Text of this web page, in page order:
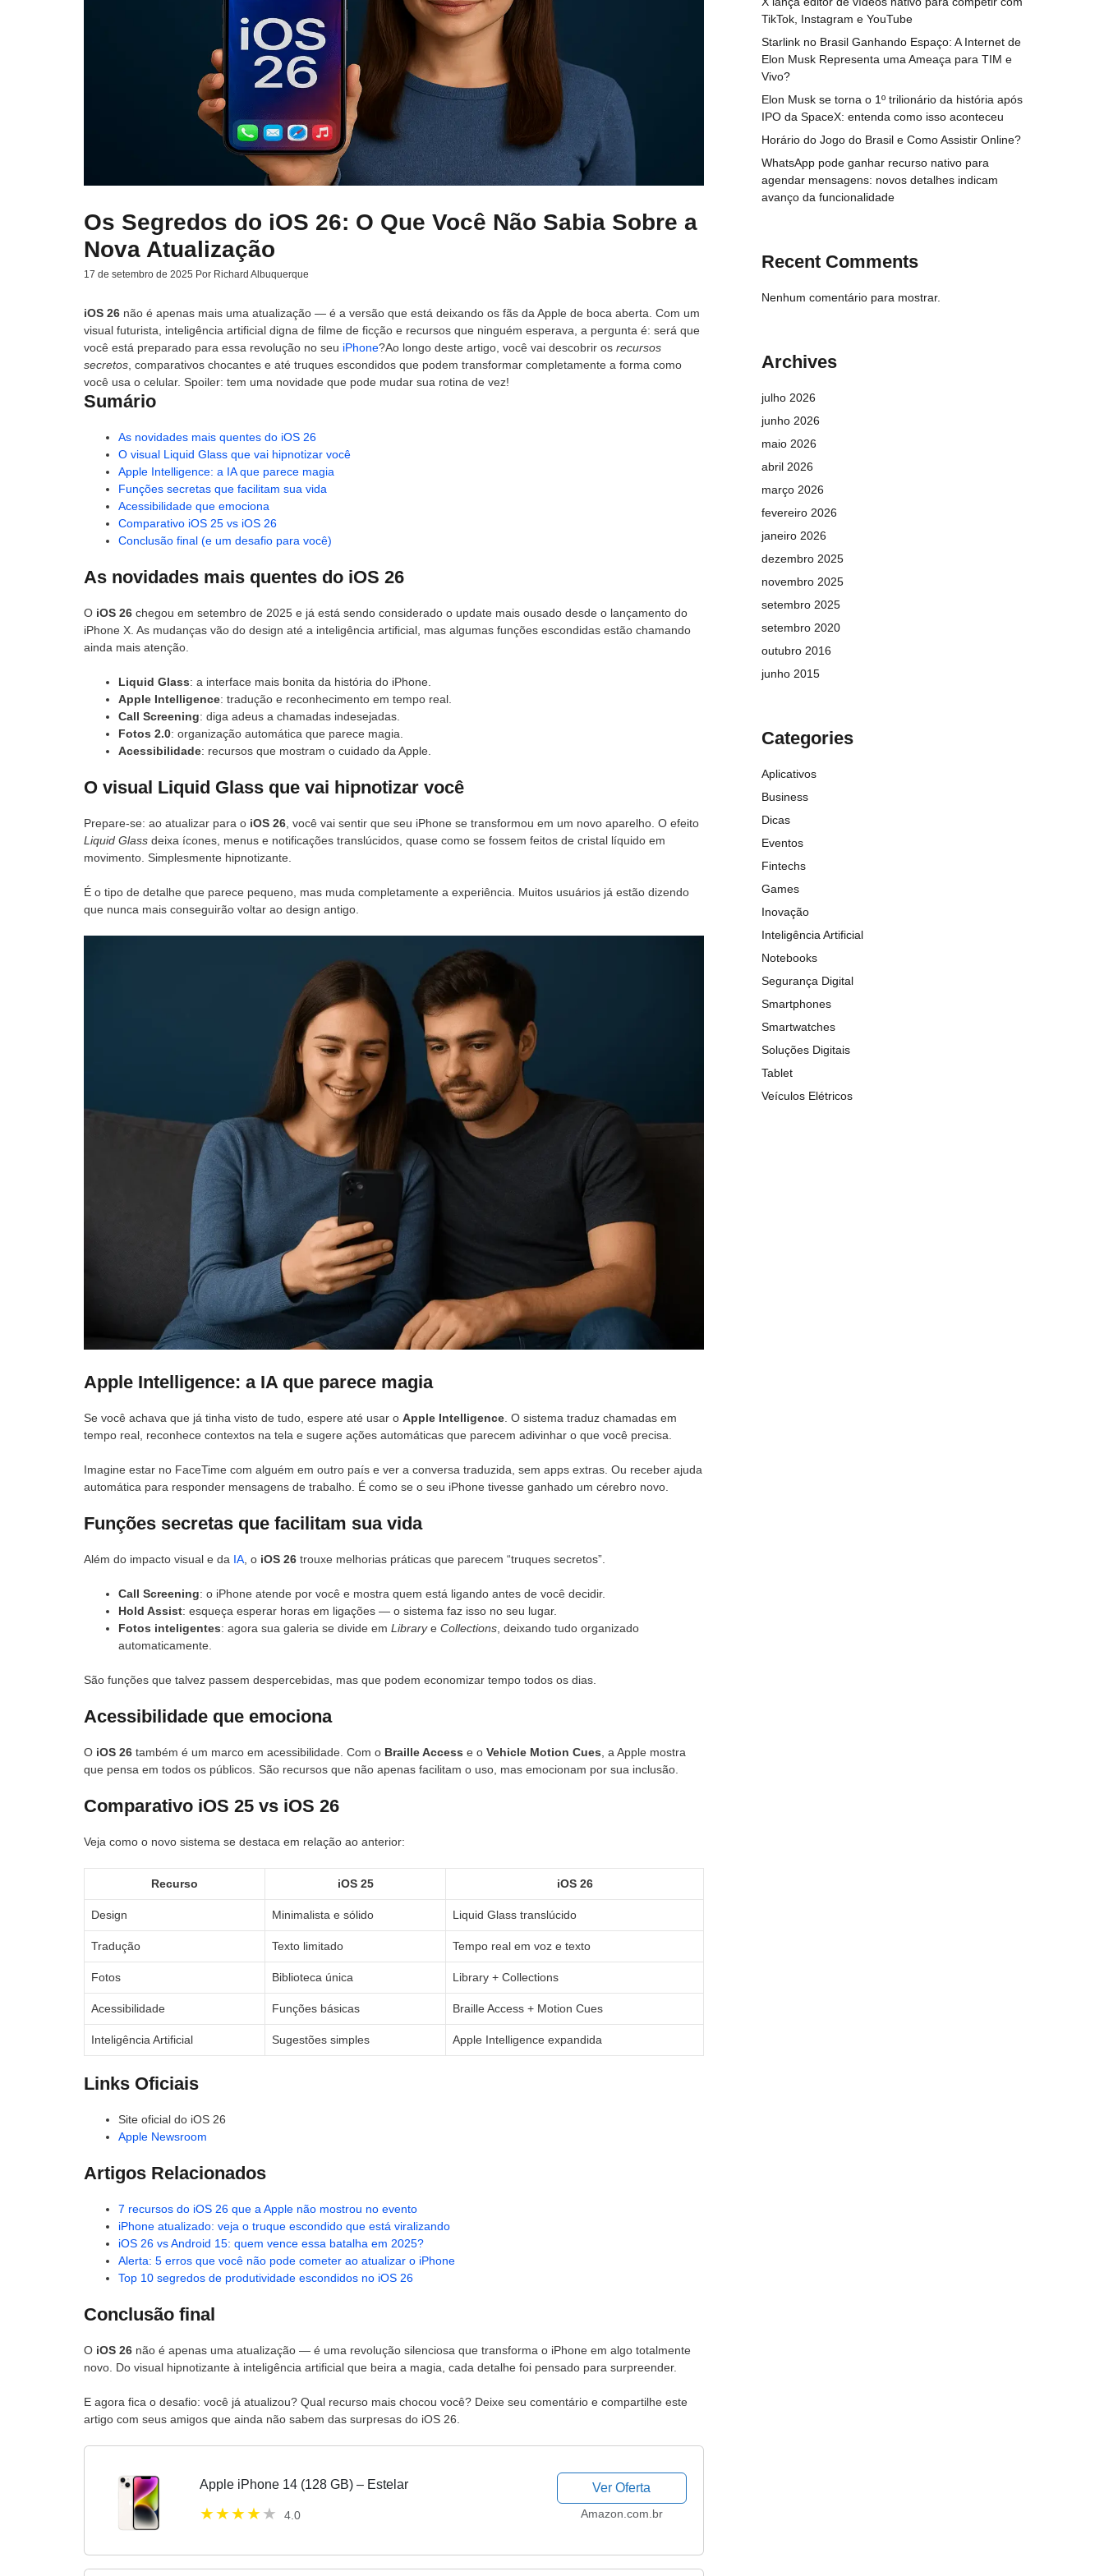
Os Segredos do iOS 26: O Que Você Não Sabia Sobre a
Nova Atualização
17 de setembro de 2025 Por Richard Albuquerque
iOS 26 não é apenas mais uma atualização — é a versão que está deixando os fãs da Apple de boca aberta. Com um
visual futurista, inteligência artificial digna de filme de ficção e recursos que ninguém esperava, a pergunta é: será que
você está preparado para essa revolução no seu iPhone?Ao longo deste artigo, você vai descobrir os recursos
secretos , comparativos chocantes e até truques escondidos que podem transformar completamente a forma como
você usa o celular. Spoiler: tem uma novidade que pode mudar sua rotina de vez!
Sumário
As novidades mais quentes do iOS 26
O visual Liquid Glass que vai hipnotizar você
Apple Intelligence: a IA que parece magia
Funções secretas que facilitam sua vida
Acessibilidade que emociona
Comparativo iOS 25 vs iOS 26
Conclusão final (e um desafio para você)
As novidades mais quentes do iOS 26
O iOS 26 chegou em setembro de 2025 e já está sendo considerado o update mais ousado desde o lançamento do
iPhone X. As mudanças vão do design até a inteligência artificial, mas algumas funções escondidas estão chamando
ainda mais atenção.
Liquid Glass: a interface mais bonita da história do iPhone.
Apple Intelligence: tradução e reconhecimento em tempo real.
Call Screening: diga adeus a chamadas indesejadas.
Fotos 2.0: organização automática que parece magia.
Acessibilidade: recursos que mostram o cuidado da Apple.
O visual Liquid Glass que vai hipnotizar você
Prepare-se: ao atualizar para o iOS 26 , você vai sentir que seu iPhone se transformou em um novo aparelho. O efeito
Liquid Glass deixa ícones, menus e notificações translúcidos, quase como se fossem feitos de cristal líquido em
movimento. Simplesmente hipnotizante.
É o tipo de detalhe que parece pequeno, mas muda completamente a experiência. Muitos usuários já estão dizendo
que nunca mais conseguirão voltar ao design antigo.
Apple Intelligence: a IA que parece magia
Se você achava que já tinha visto de tudo, espere até usar o Apple Intelligence . O sistema traduz chamadas em
tempo real, reconhece contextos na tela e sugere ações automáticas que parecem adivinhar o que você precisa.
Imagine estar no FaceTime com alguém em outro país e ver a conversa traduzida, sem apps extras. Ou receber ajuda
automática para responder mensagens de trabalho. É como se o seu iPhone tivesse ganhado um cérebro novo.
Funções secretas que facilitam sua vida
Além do impacto visual e da IA , o iOS 26 trouxe melhorias práticas que parecem “truques secretos”.
Call Screening: o iPhone atende por você e mostra quem está ligando antes de você decidir.
Hold Assist: esqueça esperar horas em ligações — o sistema faz isso no seu lugar.
Fotos inteligentes: agora sua galeria se divide em Librarye Collections , deixando tudo organizado
automaticamente.
São funções que talvez passem despercebidas, mas que podem economizar tempo todos os dias.
Acessibilidade que emociona
O iOS 26 também é um marco em acessibilidade. Com o Braille Access e o Vehicle Motion Cues , a Apple mostra
que pensa em todos os públicos. São recursos que não apenas facilitam o uso, mas emocionam por sua inclusão.
Comparativo iOS 25 vs iOS 26
Veja como o novo sistema se destaca em relação ao anterior:
Recurso iOS 25 iOS 26
Design Minimalista e sólido Liquid Glass translúcido
Tradução Texto limitado Tempo real em voz e texto
Fotos Biblioteca única Library + Collections
Acessibilidade Funções básicas Braille Access + Motion Cues
Inteligência Artificial Sugestões simples Apple Intelligence expandida
Links Oficiais
Site oficial do iOS 26
Apple Newsroom
Artigos Relacionados
7 recursos do iOS 26 que a Apple não mostrou no evento
iPhone atualizado: veja o truque escondido que está viralizando
iOS 26 vs Android 15: quem vence essa batalha em 2025?
Alerta: 5 erros que você não pode cometer ao atualizar o iPhone
Top 10 segredos de produtividade escondidos no iOS 26
Conclusão final
O iOS 26 não é apenas uma atualização — é uma revolução silenciosa que transforma o iPhone em algo totalmente
novo. Do visual hipnotizante à inteligência artificial que beira a magia, cada detalhe foi pensado para surpreender.
E agora fica o desafio: você já atualizou? Qual recurso mais chocou você? Deixe seu comentário e compartilhe este
artigo com seus amigos que ainda não sabem das surpresas do iOS 26.
Apple iPhone 14 (128 GB) – Estelar
4.0
Ver Oferta
Amazon.com.br
TikTok, Instagram e YouTube
Starlink no Brasil Ganhando Espaço: A Internet de
Elon Musk Representa uma Ameaça para TIM e
Vivo?
Elon Musk se torna o 1º trilionário da história após
IPO da SpaceX: entenda como isso aconteceu
Horário do Jogo do Brasil e Como Assistir Online?
WhatsApp pode ganhar recurso nativo para
agendar mensagens: novos detalhes indicam
avanço da funcionalidade
Recent Comments
Nenhum comentário para mostrar.
Archives
julho 2026
junho 2026
maio 2026
abril 2026
março 2026
fevereiro 2026
janeiro 2026
dezembro 2025
novembro 2025
setembro 2025
setembro 2020
outubro 2016
junho 2015
Categories
Aplicativos
Business
Dicas
Eventos
Fintechs
Games
Inovação
Inteligência Artificial
Notebooks
Segurança Digital
Smartphones
Smartwatches
Soluções Digitais
Tablet
Veículos Elétricos